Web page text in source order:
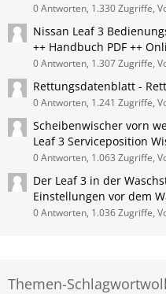
0 Antworten, 1.330 Zugriffe,
Nissan ​Leaf 3
++ Handbuch PDF ++
0 Antworten, 1.307 Zugriffe,
Rettungsdatenblatt -
0 Antworten, 1.241 Zugriffe,
Scheibenwischer vorn
Leaf 3 Serviceposition
0 Antworten, 1.063 Zugriffe,
Der Leaf 3 in der
Einstellungen vor dem
0 Antworten, 1.036 Zugriffe,
Themen-